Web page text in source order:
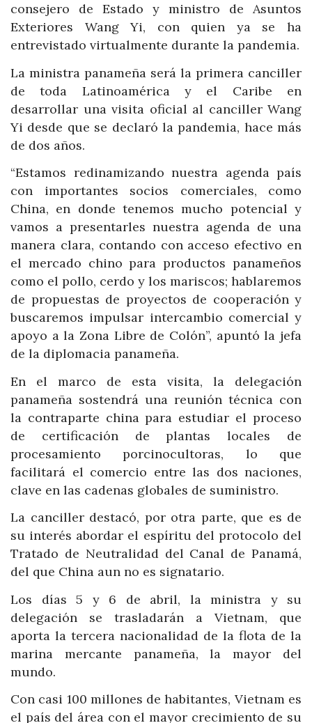
consejero de Estado y ministro de Asuntos
Exteriores Wang Yi, con quien ya se ha
entrevistado virtualmente durante la pandemia.
La ministra panameña será la primera canciller
de toda Latinoamérica y el Caribe en
desarrollar una visita oficial al canciller Wang
Yi desde que se declaró la pandemia, hace más
de dos años.
“Estamos redinamizando nuestra agenda país
con importantes socios comerciales, como
China, en donde tenemos mucho potencial y
vamos a presentarles nuestra agenda de una
manera clara, contando con acceso efectivo en
el mercado chino para productos panameños
como el pollo, cerdo y los mariscos; hablaremos
de propuestas de proyectos de cooperación y
buscaremos impulsar intercambio comercial y
apoyo a la Zona Libre de Colón”, apuntó la jefa
de la diplomacia panameña.
En el marco de esta visita, la delegación
panameña sostendrá una reunión técnica con
la contraparte china para estudiar el proceso
de certificación de plantas locales de
procesamiento porcinocultoras, lo que
facilitará el comercio entre las dos naciones,
clave en las cadenas globales de suministro.
La canciller destacó, por otra parte, que es de
su interés abordar el espíritu del protocolo del
Tratado de Neutralidad del Canal de Panamá,
del que China aun no es signatario.
Los días 5 y 6 de abril, la ministra y su
delegación se trasladarán a Vietnam, que
aporta la tercera nacionalidad de la flota de la
marina mercante panameña, la mayor del
mundo.
Con casi 100 millones de habitantes, Vietnam es
el país del área con el mayor crecimiento de su